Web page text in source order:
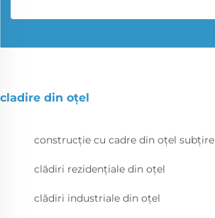
cladire din oțel
construcție cu cadre din oțel subțire
clădiri rezidențiale din oțel
clădiri industriale din oțel